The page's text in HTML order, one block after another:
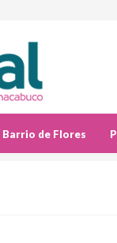
Barrio de Flores